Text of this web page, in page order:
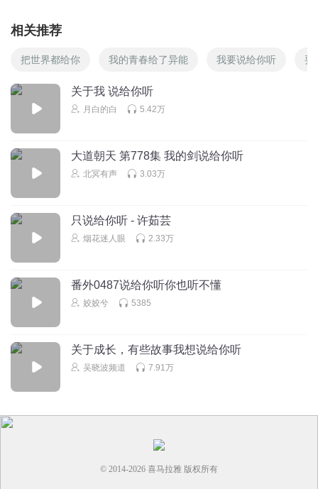
心仪211
民间确实有这种说法，还不得不信呢
回复 2025-05-20
相关推荐
把世界都给你 我的青春给了异能 我要说给你听 要
关于我 说给你听
月白的白 5.42万
大道朝天 第778集 我的剑说给你听
北冥有声 3.03万
只说给你听 - 许茹芸
烟花迷人眼 2.33万
番外0487说给你听你也听不懂
姣姣兮 5385
关于成长，有些故事我想说给你听
吴晓波频道 7.91万
© 2014-2026 喜马拉雅 版权所有